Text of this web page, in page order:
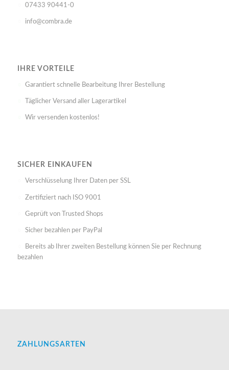
07433 90441-0
info@combra.de
IHRE VORTEILE
Garantiert schnelle Bearbeitung Ihrer Bestellung
Täglicher Versand aller Lagerartikel
Wir versenden kostenlos!
SICHER EINKAUFEN
Verschlüsselung Ihrer Daten per SSL
Zertifiziert nach ISO 9001
Geprüft von Trusted Shops
Sicher bezahlen per PayPal
Bereits ab Ihrer zweiten Bestellung können Sie per Rechnung
bezahlen
ZAHLUNGSARTEN